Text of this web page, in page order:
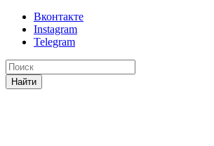
Вконтакте
Instagram
Telegram
Найти